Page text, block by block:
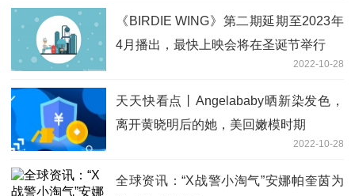
《BIRDIE WING》第二期延期至2023年
4月播出，最快上映会将在圣诞节举行
2022-10-28
天天快看点丨Angelababy晒新染发色，
离开黄晓明后的她，美回嫩模时期
2022-10-28
全球资讯：“X战警小淘气”安娜帕奎茵为